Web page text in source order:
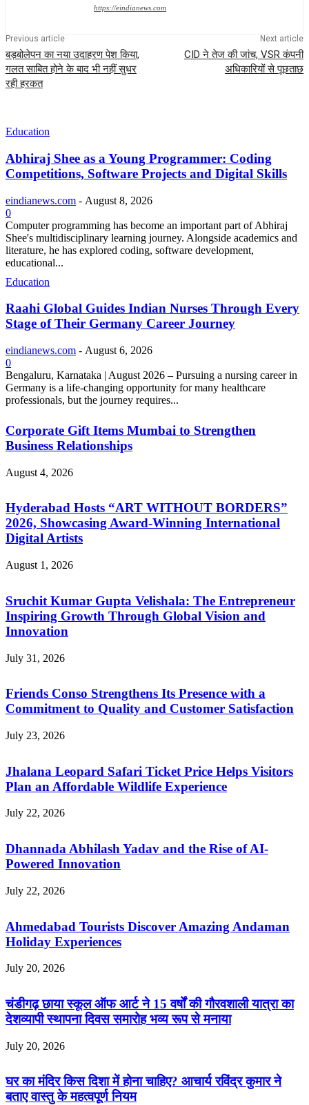
https://eindianews.com
Previous article
बड़बोलेपन का नया उदाहरण पेश किया,
गलत साबित होने के बाद भी नहीं सुधर
रही हरकत
Next article
CID ने तेज की जांच, VSR कंपनी
अधिकारियों से पूछताछ
Education
Abhiraj Shee as a Young Programmer: Coding
Competitions, Software Projects and Digital Skills
eindianews.com - August 8, 2026
0
Computer programming has become an important part of Abhiraj
Shee's multidisciplinary learning journey. Alongside academics and
literature, he has explored coding, software development,
educational...
Education
Raahi Global Guides Indian Nurses Through Every
Stage of Their Germany Career Journey
eindianews.com - August 6, 2026
0
Bengaluru, Karnataka | August 2026 – Pursuing a nursing career in
Germany is a life-changing opportunity for many healthcare
professionals, but the journey requires...
Corporate Gift Items Mumbai to Strengthen
Business Relationships
August 4, 2026
Hyderabad Hosts “ART WITHOUT BORDERS”
2026, Showcasing Award-Winning International
Digital Artists
August 1, 2026
Sruchit Kumar Gupta Velishala: The Entrepreneur
Inspiring Growth Through Global Vision and
Innovation
July 31, 2026
Friends Conso Strengthens Its Presence with a
Commitment to Quality and Customer Satisfaction
July 23, 2026
Jhalana Leopard Safari Ticket Price Helps Visitors
Plan an Affordable Wildlife Experience
July 22, 2026
Dhannada Abhilash Yadav and the Rise of AI-
Powered Innovation
July 22, 2026
Ahmedabad Tourists Discover Amazing Andaman
Holiday Experiences
July 20, 2026
चंडीगढ़ छाया स्कूल ऑफ आर्ट ने 15 वर्षों की गौरवशाली यात्रा का
देशव्यापी स्थापना दिवस समारोह भव्य रूप से मनाया
July 20, 2026
घर का मंदिर किस दिशा में होना चाहिए? आचार्य रविंद्र कुमार ने
बताए वास्तु के महत्वपूर्ण नियम